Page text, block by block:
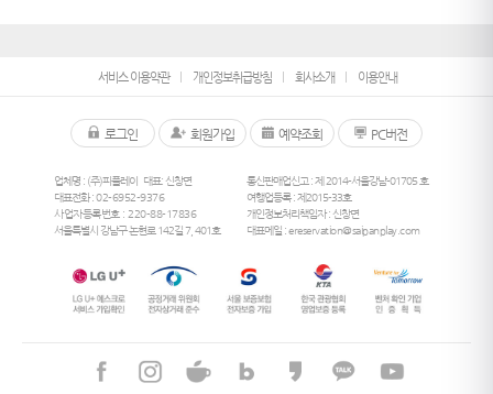
서비스 이용약관 개인정보취급방침 회사소개 이용안내
로그인 회원가입 예약조회 PC버전
업체명 : (주)피플레이
대표: 신창면
대표전화 :02-6952-9376
사업자등록번호 : 220-88-17836
서울특별시 강남구 논현로 142길 7, 401호
통신판매업신고 : 제 2014-서울강남-01705 호
여행업등록 : 제2015-33호
개인정보처리책임자 : 신창면
대표메일 :ereservation@saipanplay.com